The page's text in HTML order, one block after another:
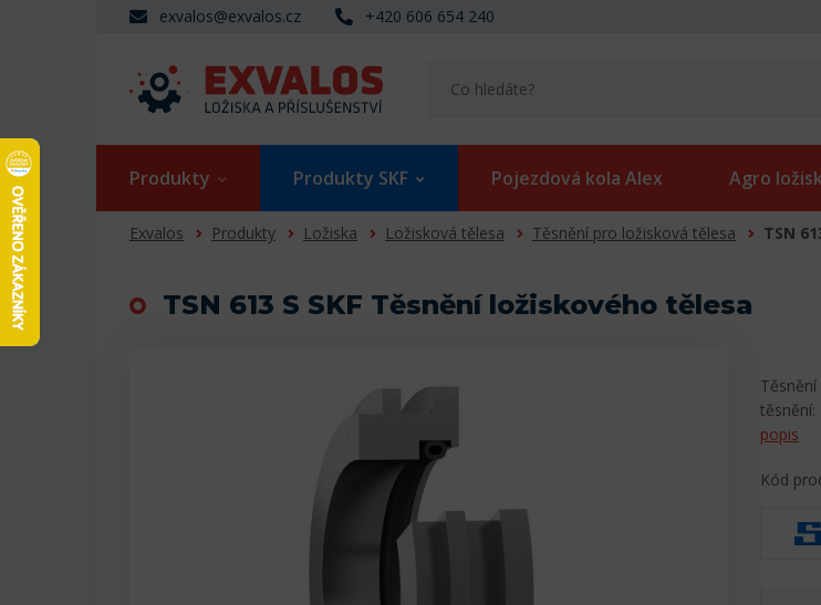
exvalos@exvalos.cz +420 606 654 240
Produkty Produkty SKF Pojezdová kola Alex Agro
Exvalos Produkty Ložiska Ložisková tělesa Těsnění pro ložisková tělesa TSN
TSN 613 S SKF Těsnění ložiskového tělesa
popis
Kód